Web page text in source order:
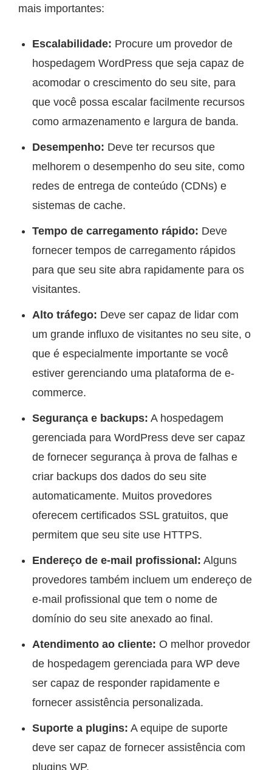
mais importantes:
Escalabilidade: Procure um provedor de
hospedagem WordPress que seja capaz de
acomodar o crescimento do seu site, para
que você possa escalar facilmente recursos
como armazenamento e largura de banda.
Desempenho: Deve ter recursos que
melhorem o desempenho do seu site, como
redes de entrega de conteúdo (CDNs) e
sistemas de cache.
Tempo de carregamento rápido: Deve
fornecer tempos de carregamento rápidos
para que seu site abra rapidamente para os
visitantes.
Alto tráfego: Deve ser capaz de lidar com
um grande influxo de visitantes no seu site, o
que é especialmente importante se você
estiver gerenciando uma plataforma de e-
commerce.
Segurança e backups: A hospedagem
gerenciada para WordPress deve ser capaz
de fornecer segurança à prova de falhas e
criar backups dos dados do seu site
automaticamente. Muitos provedores
oferecem certificados SSL gratuitos, que
permitem que seu site use HTTPS.
Endereço de e-mail profissional: Alguns
provedores também incluem um endereço de
e-mail profissional que tem o nome de
domínio do seu site anexado ao final.
Atendimento ao cliente: O melhor provedor
de hospedagem gerenciada para WP deve
ser capaz de responder rapidamente e
fornecer assistência personalizada.
Suporte a plugins: A equipe de suporte
deve ser capaz de fornecer assistência com
plugins WP.